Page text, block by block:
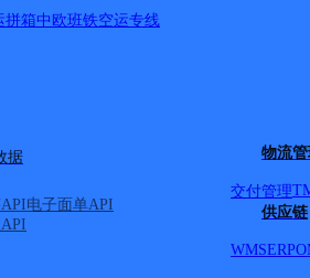
拼箱中欧班铁空运专线
据
电子面单API
物流
交付管理
供应链
WMSERP
,肥西县,合肥市,
分部
更多号码
地址
:集贤路以西，